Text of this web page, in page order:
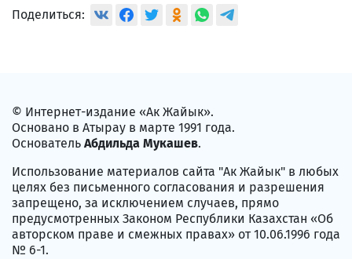
Поделиться:
© Интернет-издание «Ак Жайык».
Основано в Атырау в марте 1991 года.
Основатель Абдильда Мукашев.
Использование материалов сайта "Ак Жайык" в любых
целях без письменного согласования и разрешения
запрещено, за исключением случаев, прямо
предусмотренных Законом Республики Казахстан «Об
авторском праве и смежных правах» от 10.06.1996 года
№ 6-1.